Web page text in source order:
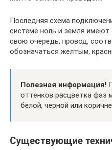
Последняя схема
системе ноль и земля
свою очередь, провод,
обозначаться желтым,
Полезная информация!
оттенков расцветка
белой, черной или
Существующие